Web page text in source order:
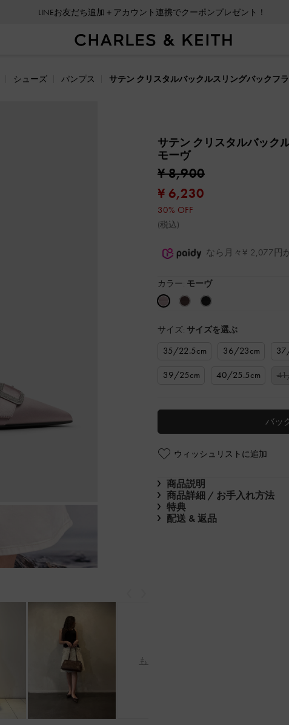
LINEお友だち追加＋アカウント連携でクーポンプレゼント！
シューズ パンプス サテン クリスタルバックルスリングバックフ
サテン クリスタルバック
モーヴ
¥ 8,900
¥ 6,230
30% OFF
(税込)
なら月々¥ 2,077円
カラー: モーヴ
サイズ: サイズを選ぶ
35/22.5cm 36/23cm
39/25cm
40/25.5cm
バッ
ウィッシュリストに追加
商品説明
商品詳細 / お手入れ方法
特典
配送 & 返品
もっと見る